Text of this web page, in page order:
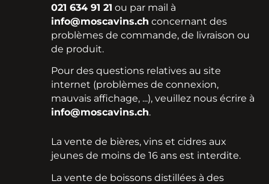
021 634 91 21 ou par mail à
info@moscavins.ch concernant des
problèmes de commande, de livraison ou
de produit.
Pour des questions relatives au site
internet (problèmes de connexion,
mauvais affichage, ...), veuillez nous écrire à
info@moscavins.ch.
La vente de bières, vins et cidres aux
jeunes de moins de 16 ans est interdite.
La vente de boissons distillées à des